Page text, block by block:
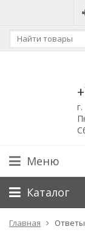
Меню
Каталог
Главная